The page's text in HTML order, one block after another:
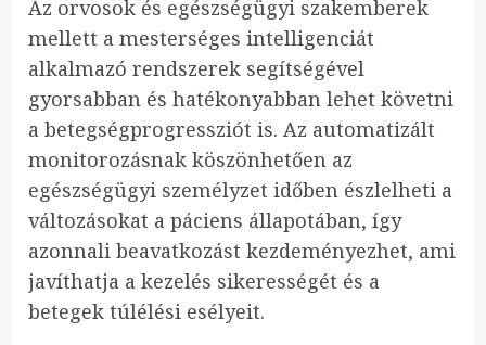
Az orvosok és egészségügyi szakemberek
mellett a mesterséges intelligenciát
alkalmazó rendszerek segítségével
gyorsabban és hatékonyabban lehet követni
a betegségprogressziót is. Az automatizált
monitorozásnak köszönhetően az
egészségügyi személyzet időben észlelheti a
változásokat a páciens állapotában, így
azonnali beavatkozást kezdeményezhet, ami
javíthatja a kezelés sikerességét és a
betegek túlélési esélyeit.